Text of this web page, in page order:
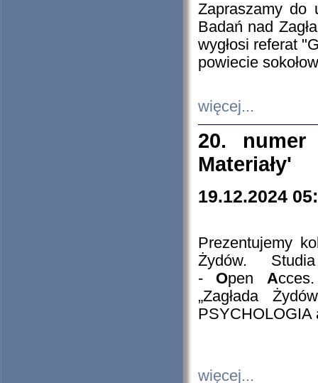
Zapraszamy do
Badań nad
wygłosi referat
powiecie
więcej...
20. numer
Materiały'
19.12.2024
Prezentujemy
Żydów.
- Open A
„Zagłada
PSYCHOLOGIA
więcej...